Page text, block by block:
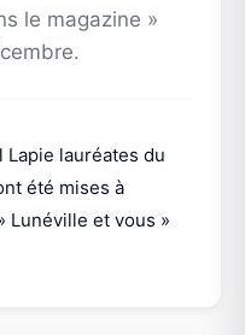
le magazine »
Lapie lauréates du
été mises à
Lunéville et vous »